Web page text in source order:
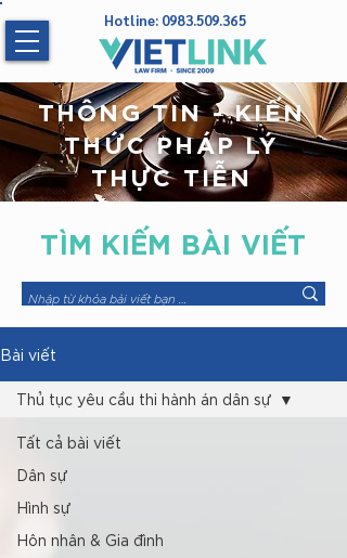
Hotline: 0983.509.365
THÔNG TIN - KIẾN
THỨC PHÁP LÝ
THỰC TIỄN
TÌM KIẾM BÀI VIẾT
Bài viết
Tất cả bài viết
Dân sự
Hình sự
Hôn nhân & Gia đình
Thủ tục yêu cầu thi hành án dân sự